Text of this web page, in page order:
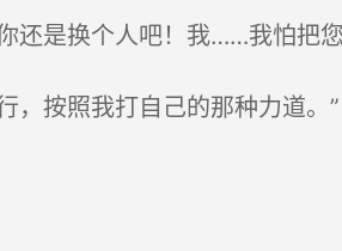
还是换个人吧！我……我怕把
按照我打自己的那种力道。”